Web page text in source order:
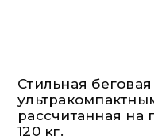
Стильная
рассчитанная на
120 кг.